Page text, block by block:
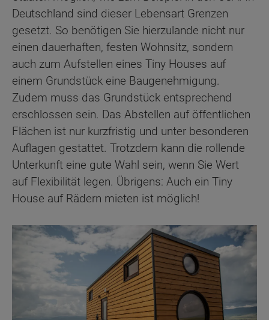
Deutschland sind dieser Lebensart Grenzen
gesetzt. So benötigen Sie hierzulande nicht nur
einen dauerhaften, festen Wohnsitz, sondern
auch zum Aufstellen eines Tiny Houses auf
einem Grundstück eine Baugenehmigung.
Zudem muss das Grundstück entsprechend
erschlossen sein. Das Abstellen auf öffentlichen
Flächen ist nur kurzfristig und unter besonderen
Auflagen gestattet. Trotzdem kann die rollende
Unterkunft eine gute Wahl sein, wenn Sie Wert
auf Flexibilität legen. Übrigens: Auch ein Tiny
House auf Rädern mieten ist möglich!